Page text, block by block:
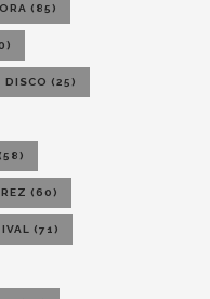
(85)
DISCO (25)
(60)
(71)